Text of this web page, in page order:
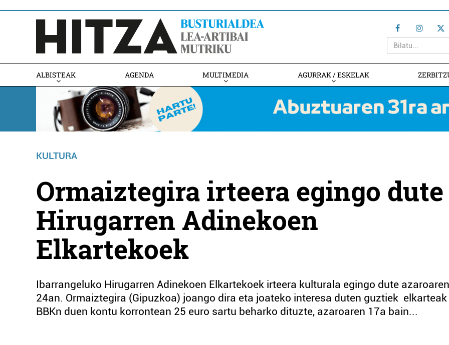
ALBISTEAK AGENDA MULTIMEDIA AGURRAK / ESKELAK
KULTURA
Ormaiztegira irteera egingo dute
Hirugarren Adinekoen
Elkartekoek
Ibarrangeluko Hirugarren Adinekoen Elkartekoek irteera kulturala egingo dute azaroaren
24an. Ormaiztegira (Gipuzkoa) joango dira eta joateko interesa duten guztiek elkarteak
BBKn duen kontu korrontean 25 euro sartu beharko dituzte, azaroaren 17a bain...